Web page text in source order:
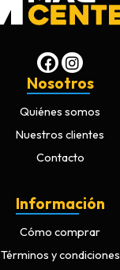
Nosotros
Quiénes somos
Nuestros clientes
Contacto
Información
Cómo comprar
Términos y condiciones